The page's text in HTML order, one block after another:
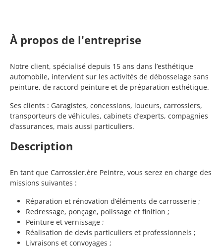
À propos de l'entreprise
Notre client, spécialisé depuis 15 ans dans l’esthétique
automobile, intervient sur les activités de débosselage sans
peinture, de raccord peinture et de préparation esthétique.
Ses clients : Garagistes, concessions, loueurs, carrossiers,
transporteurs de véhicules, cabinets d’experts, compagnies
d’assurances, mais aussi particuliers.
Description
En tant que Carrossier.ère Peintre, vous serez en charge des
missions suivantes :
Réparation et rénovation d’éléments de carrosserie ;
Redressage, ponçage, polissage et finition ;
Peinture et vernissage ;
Réalisation de devis particuliers et professionnels ;
Livraisons et convoyages ;